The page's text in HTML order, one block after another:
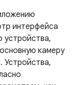
интерфейса
устройства,
камеру
Устройства,